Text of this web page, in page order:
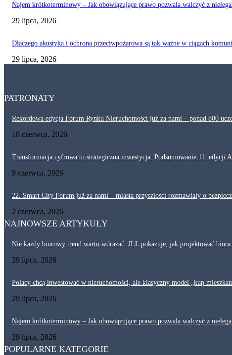
Najem krótkoterminowy – Jak obowiązujące prawo pozwala walczyć z
29 lipca, 2026
Dlaczego akustyka i ochrona przeciwpożarowa są tak ważne w ciągach
29 lipca, 2026
PATRONATY
Rekordowa edycja Forum Rynku Nieruchomości już za nami – ponad 800
18 czerwca, 2026
Transformacja cyfrowa to strategiczna inwestycja. Podsumowanie 11.
9 czerwca, 2026
22. Smart City Forum już za nami – miasta przyszłości rozmawiały o
2 czerwca, 2026
NAJNOWSZE ARTYKUŁY
Nie każdy biurowy trend warto wdrażać. JLL pokazuje, jak projektować biura
29 lipca, 2026
Polacy chcą inwestować w nieruchomości, ale klasyczny model „kup
29 lipca, 2026
Najem krótkoterminowy – Jak obowiązujące prawo pozwala walczyć z
29 lipca, 2026
POPULARNE KATEGORIE